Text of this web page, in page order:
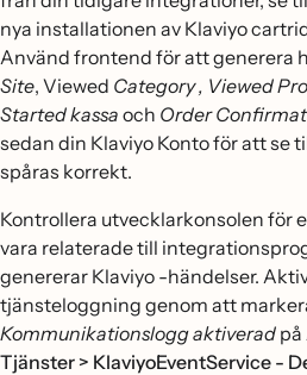
nya installationen av Klaviyo
Använd frontend för att generera
Site, Viewed Category, Viewed
Started kassa och Order
sedan din Klaviyo Konto för att se
spåras korrekt.
Kontrollera utvecklarkonsolen för
vara relaterade till
genererar Klaviyo -händelser.
tjänsteloggning genom att
Kommunikationslogg aktiverad på
Tjänster > KlaviyoEventService -